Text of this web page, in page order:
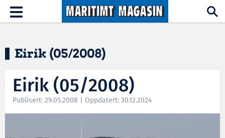
Hopp til hovedinnhold
Toggle
navigation
Eirik (05/2008)
Eirik (05/2008)
Publisert: 29.05.2008 | Oppdatert: 30.12.2024